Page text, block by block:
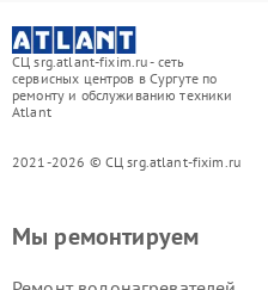
СЦ srg.atlant-fixim.ru - сеть
сервисных центров в Сургуте по
ремонту и обслуживанию техники
Atlant
2021-2026 © СЦ srg.atlant-fixim.ru
Мы ремонтируем